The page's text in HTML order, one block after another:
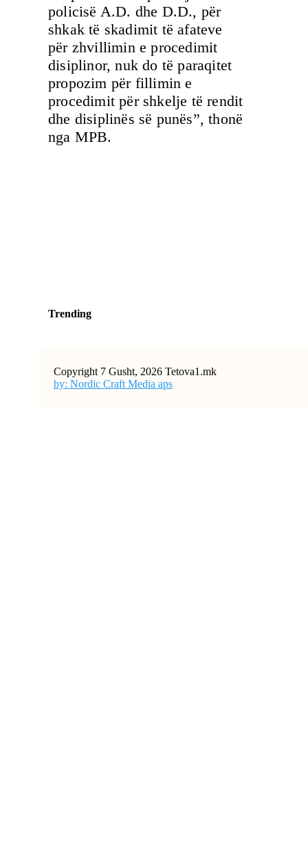
policisë A.D. dhe D.D., për
shkak të skadimit të afateve
për zhvillimin e procedimit
disiplinor, nuk do të paraqitet
propozim për fillimin e
procedimit për shkelje të rendit
dhe disiplinës së punës”, thonë
nga MPB.
Trending
Copyright 7 Gusht, 2026 Tetova1.mk
by: Nordic Craft Media aps